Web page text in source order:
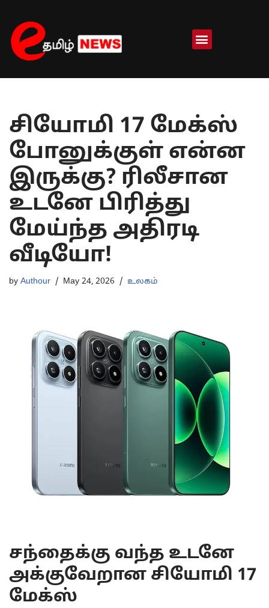
Skip
to
content
சியோமி 17 மேக்ஸ்
போனுக்குள் என்ன
இருக்கு? ரிலீசான
உடனே பிரித்து
மேய்ந்த அதிரடி
வீடியோ!
by Authour May 24, 2026 உலகம்
சந்தைக்கு வந்த உடனே
அக்குவேறான சியோமி 17
மேக்ஸ்